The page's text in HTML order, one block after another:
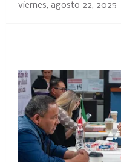
viernes, agosto 22, 2025